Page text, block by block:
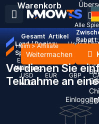
Alle
Land / Region:
United
Sprache:
English
Währung:
USD
EUR GBP
AUD
Warenkorb
Gesamt Artikel
Weitermachen
Heim > Affiliate
Verdienen Sie
Teilnahme an
Einloggen